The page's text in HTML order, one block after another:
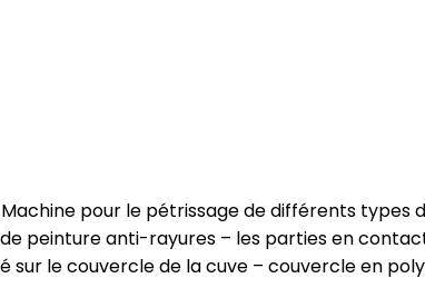
pour le pétrissage de différents
peinture anti-rayures – les parties en
sur le couvercle de la cuve – couvercle en